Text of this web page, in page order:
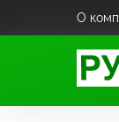
О